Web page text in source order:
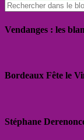
Vendanges : les
Bordeaux Fête le
Stéphane